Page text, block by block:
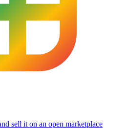
sell it on an open marketplace